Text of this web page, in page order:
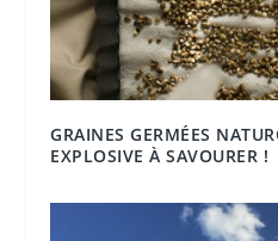
GRAINES GERMÉES
EXPLOSIVE À SAVOURER !